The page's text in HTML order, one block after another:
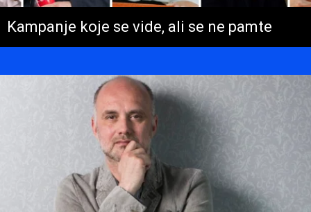
Kampanje koje se vide, ali se ne pamte